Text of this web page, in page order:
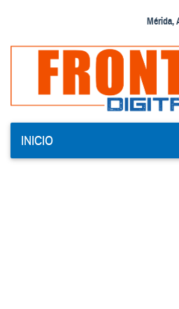
Mérida,
INICIO